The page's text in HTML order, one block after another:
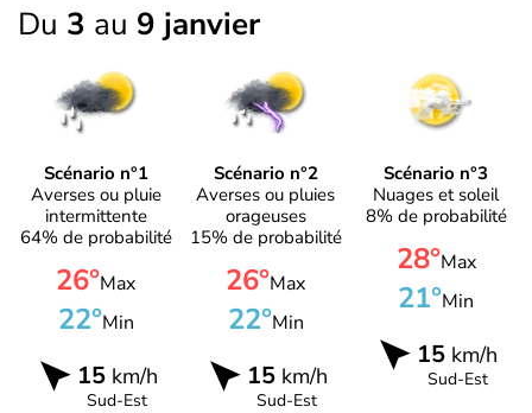
Du 3 au 9 janvier
Scénario n°1
Averses ou pluie
intermittente
64% de probabilité
26°Max
22°Min
15km/h
Sud-Est
Scénario n°2
Averses ou pluies
orageuses
15% de probabilité
26°Max
22°Min
15km/h
Sud-Est
Scénario n°3
Nuages et soleil
8% de probabilité
28°Max
21°Min
15 km/h
Sud-Est